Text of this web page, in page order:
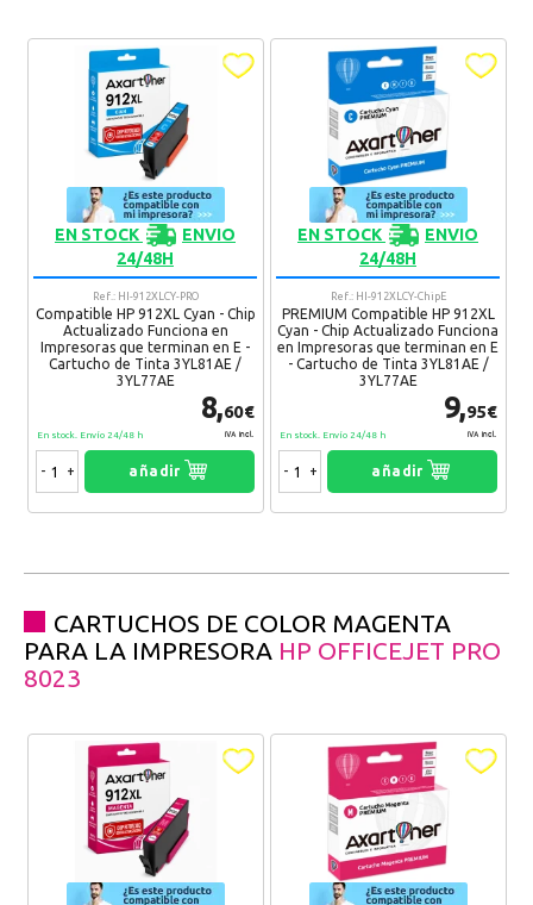
EN STOCK
ENVIO
24/48H
Ref.: HI-912XLCY-PRO
Compatible HP 912XL Cyan - Chip
Actualizado Funciona en
Impresoras que terminan en E -
Cartucho de Tinta 3YL81AE /
3YL77AE
8,60€
IVA Incl.
En stock. Envío 24/48 h
- + añadir
EN STOCK
ENVIO
24/48H
Ref.: HI-912XLCY-ChipE
PREMIUM Compatible HP 912XL
Cyan - Chip Actualizado Funciona
en Impresoras que terminan en E
- Cartucho de Tinta 3YL81AE /
3YL77AE
9,95€
IVA Incl.
En stock. Envío 24/48 h
- + añadir
CARTUCHOS DE COLOR MAGENTA
PARA LA IMPRESORA HP OFFICEJET PRO
8023